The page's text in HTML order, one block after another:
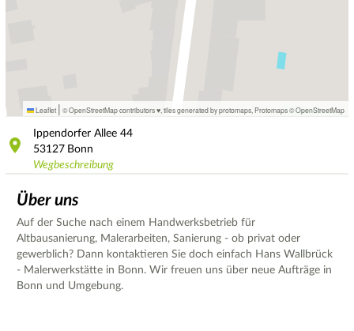
Leaflet | © OpenStreetMap contributors ♥, tiles generated by protomaps Protomaps©OpenStreetMap
Ippendorfer Allee 44
53127 Bonn
Wegbeschreibung
Über uns
Auf der Suche nach einem Handwerksbetrieb für
Altbausanierung, Malerarbeiten, Sanierung - ob privat oder
gewerblich? Dann kontaktieren Sie doch einfach Hans Wallbrück
- Malerwerkstätte in Bonn. Wir freuen uns über neue Aufträge in
Bonn und Umgebung.